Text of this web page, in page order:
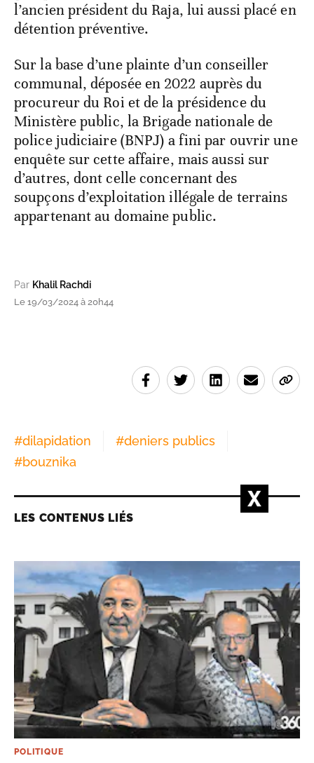
l’ancien président du Raja, lui aussi placé en
détention préventive.
Sur la base d’une plainte d’un conseiller
communal, déposée en 2022 auprès du
procureur du Roi et de la présidence du
Ministère public, la Brigade nationale de
police judiciaire (BNPJ) a fini par ouvrir une
enquête sur cette affaire, mais aussi sur
d’autres, dont celle concernant des
soupçons d’exploitation illégale de terrains
appartenant au domaine public.
Par Khalil Rachdi
Le 19/03/2024 à 20h44
#dilapidation #deniers publics
#bouznika
LES CONTENUS LIÉS
POLITIQUE